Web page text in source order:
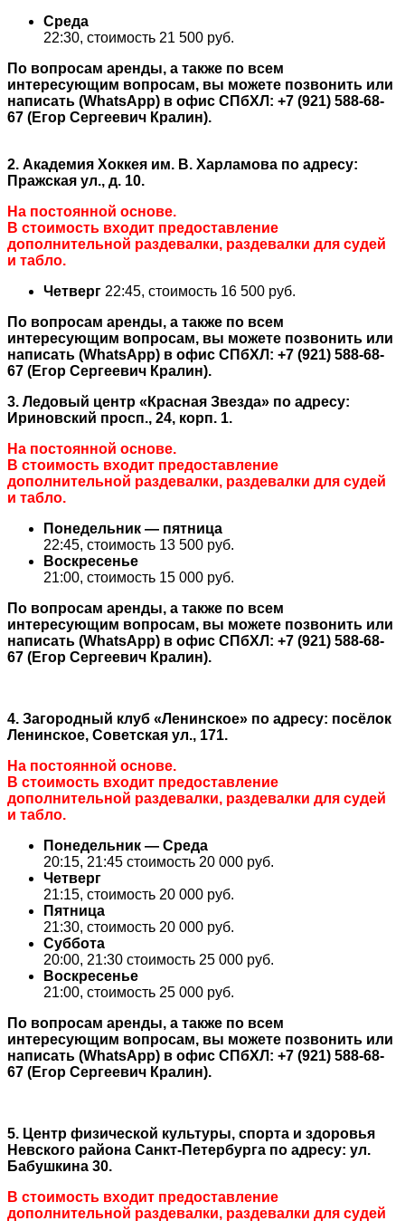
Среда
22:30, стоимость 21 500 руб.
По вопросам аренды, а также по всем
интересующим вопросам, вы можете позвонить или
написать (WhatsApp) в офис СПбХЛ: +7 (921) 588-68-
67 (Егор Сергеевич Кралин).
2. Академия Хоккея им. В. Харламова по адресу:
Пражская ул., д. 10.
На постоянной основе.
В стоимость входит предоставление
дополнительной раздевалки, раздевалки для судей
и табло.
Четверг 22:45, стоимость 16 500 руб.
По вопросам аренды, а также по всем
интересующим вопросам, вы можете позвонить или
написать (WhatsApp) в офис СПбХЛ: +7 (921) 588-68-
67 (Егор Сергеевич Кралин).
3. Ледовый центр «Красная Звезда» по адресу:
Ириновский просп., 24, корп. 1.
На постоянной основе.
В стоимость входит предоставление
дополнительной раздевалки, раздевалки для судей
и табло.
Понедельник — пятница
22:45, стоимость 13 500 руб.
Воскресенье
21:00, стоимость 15 000 руб.
По вопросам аренды, а также по всем
интересующим вопросам, вы можете позвонить или
написать (WhatsApp) в офис СПбХЛ: +7 (921) 588-68-
67 (Егор Сергеевич Кралин).
4. Загородный клуб «Ленинское» по адресу: посёлок
Ленинское, Советская ул., 171.
На постоянной основе.
В стоимость входит предоставление
дополнительной раздевалки, раздевалки для судей
и табло.
Понедельник — Среда
20:15, 21:45 стоимость 20 000 руб.
Четверг
21:15, стоимость 20 000 руб.
Пятница
21:30, стоимость 20 000 руб.
Суббота
20:00, 21:30 стоимость 25 000 руб.
Воскресенье
21:00, стоимость 25 000 руб.
По вопросам аренды, а также по всем
интересующим вопросам, вы можете позвонить или
написать (WhatsApp) в офис СПбХЛ: +7 (921) 588-68-
67 (Егор Сергеевич Кралин).
5. Центр физической культуры, спорта и здоровья
Невского района Санкт-Петербурга по адресу: ул.
Бабушкина 30.
В стоимость входит предоставление
дополнительной раздевалки, раздевалки для судей